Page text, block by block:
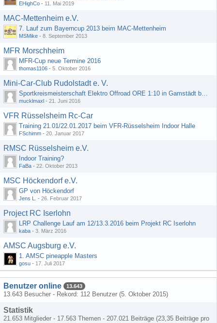
EHighCo - 11. Mai 2019
MAC-Mettenheim e.V.
7. Lauf zum Bayerncup 2013 beim MAC-Mettenheim
MSMike - 8. September 2013
MFR Morschheim
MFR-Cup neue Termine 2016
thomas1106 - 5. Oktober 2016
Mini-Car-Club Rudolstadt e. V.
Sportkreismeisterschaft Elektro Offroad ORE 1:10 in Gamstädt bei Erfurt, Outdoor mit Indoor Ausweichmöglichkeit!!!
mucklmaxl - 21. Juni 2016
VFR Rüsselsheim Rc-Car
Training 21.01/22.01.2017 beim VFR-Rüsselsheim Indoor Halle
FSchimm - 20. Januar 2017
RMSC Rüsselsheim e.V.
Indoor Training?
FaBa - 22. Oktober 2013
MSC Höckendorf e.V.
GP von Höckendorf
Jens L. - 26. Februar 2017
Project RC Iserlohn
LRP Challenge Lauf am 12/13.3.2016 beim Projekt RC Iserlohn
kaba - 3. März 2016
AMSC Augsburg e.V.
1. AMSC pineapple Masters
gosu - 17. Juli 2017
Benutzer online 13.643
13.643 Besucher - Rekord: 112 Benutzer (5. Oktober 2015)
Statistik
21.653 Mitglieder - 17.563 Themen - 207.021 Beiträge (23,35 Beiträge pro